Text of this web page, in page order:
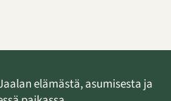
elämästä, asumisesta ja